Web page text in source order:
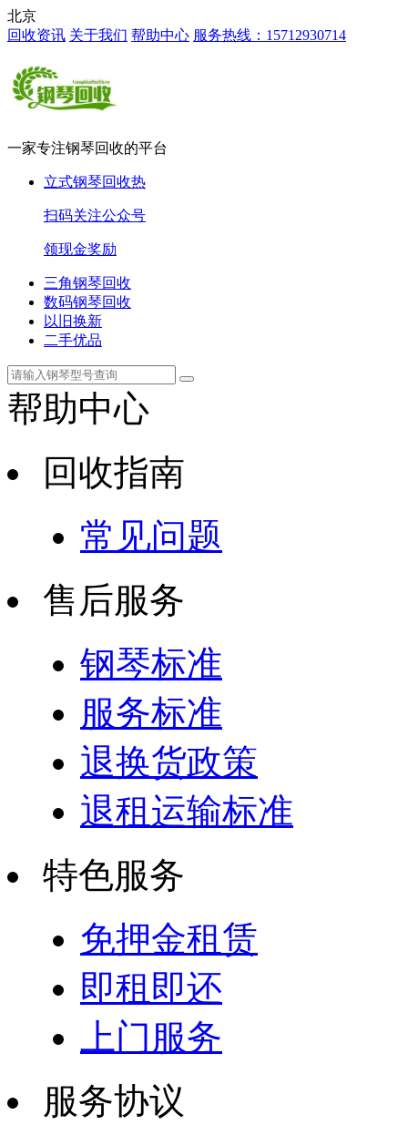
北京
回收资讯 关于我们 帮助中心 服务热线：15712930714
一家专注钢琴回收的平台
立式钢琴回收热
扫码关注公众号
领现金奖励
三角钢琴回收
数码钢琴回收
以旧换新
二手优品
帮助中心
回收指南
常见问题
售后服务
钢琴标准
服务标准
退换货政策
退租运输标准
特色服务
免押金租赁
即租即还
上门服务
服务协议